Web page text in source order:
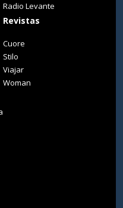
Radio Levante
Revistas
Cuore
Stilo
Viajar
Woman